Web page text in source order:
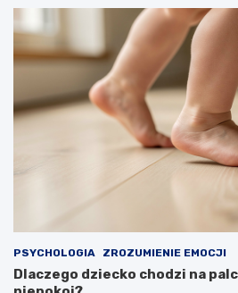
PSYCHOLOGIA ZROZUMIENIE EMOCJI
Dlaczego dziecko chodzi na